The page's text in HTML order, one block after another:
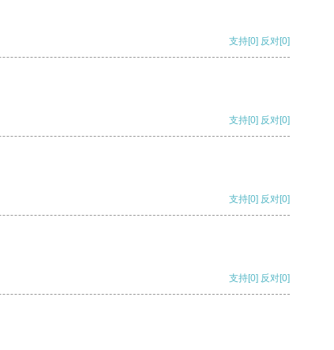
支持[0] 反对[0]
支持[0] 反对[0]
支持[0] 反对[0]
支持[0] 反对[0]